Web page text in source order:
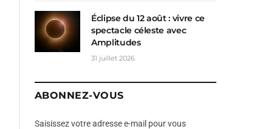
Éclipse du 12 août : vivre ce
spectacle céleste avec
Amplitudes
31 juillet 2026
ABONNEZ-VOUS
Saisissez votre adresse e-mail pour vous